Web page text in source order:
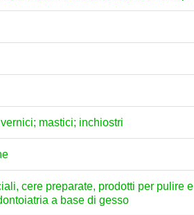
mastici; inchiostri
cere preparate, prodotti per pulire e
a base di gesso